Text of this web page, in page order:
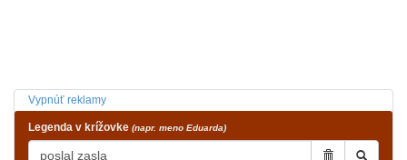
Vypnúť reklamy
Legenda v krížovke (napr. meno Eduarda)